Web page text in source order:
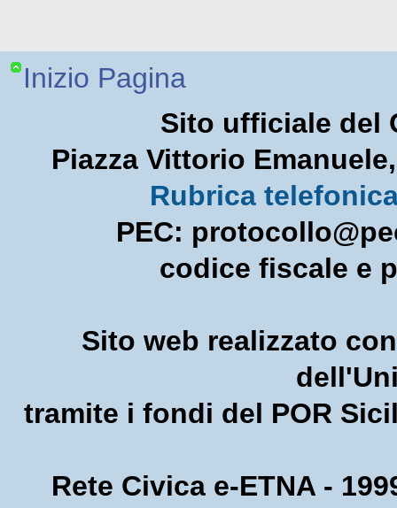
Inizio Pagina
Sito ufficiale del
Piazza Vittorio
Rubrica
PEC:
codice fiscale e
Sito web realizzato
tramite i fondi del POR
Rete Civica e-ETNA -